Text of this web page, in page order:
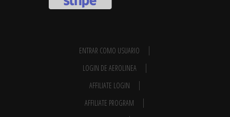
ENTRAR COMO USUARIO
LOGIN DE AEROLINEA
AFFILIATE LOGIN
AFFILIATE PROGRAM